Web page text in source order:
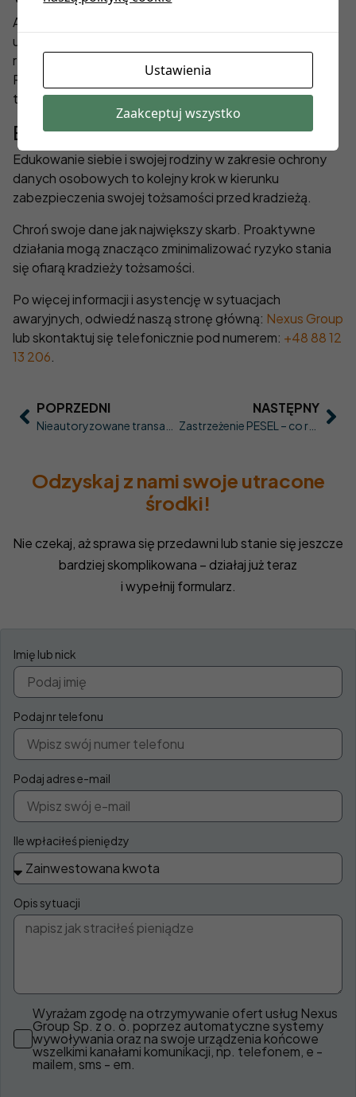
Aby uniknąć przyszłych wyłudzeń, ważne jest
utrzymanie odpowiednich środków ostrożności i
regularne monitorowanie swoich danych finansowych.
Rozważ wprowadzenie systemów zabezpieczających,
takich jak dwuskładnikowa autentykacja.
Edukacja i świadomość
Edukowanie siebie i swojej rodziny w zakresie ochrony
danych osobowych to kolejny krok w kierunku
zabezpieczenia swojej tożsamości przed kradzieżą.
Chroń swoje dane jak największy skarb. Proaktywne
działania mogą znacząco zminimalizować ryzyko stania
się ofiarą kradzieży tożsamości.
Po więcej informacji i asystencję w sytuacjach
awaryjnych, odwiedź naszą stronę główną: Nexus Group
lub skontaktuj się telefonicznie pod numerem: +48 88 12
13 206.
POPRZEDNI NASTĘPNY
Zastrzeżenie PESEL – co realnie daje i kiedy nie zadziała? (praktyczne scenariusze)
Odzyskaj z nami swoje utracone
środki!
Nie czekaj, aż sprawa się przedawni lub stanie się jeszcze
bardziej skomplikowana – działaj już teraz
i wypełnij formularz.
Imię lub nick
Podaj nr telefonu
Podaj adres e-mail
Ile wpłaciłeś pieniędzy
Opis sytuacji
Wyrażam zgodę na otrzymywanie ofert usług Nexus
Group Sp. z o. o. poprzez automatyczne systemy
wywoływania oraz na swoje urządzenia końcowe
wszelkimi kanałami komunikacji, np. telefonem, e -
mailem, sms - em.
Ustawienia
Zaakceptuj wszystko